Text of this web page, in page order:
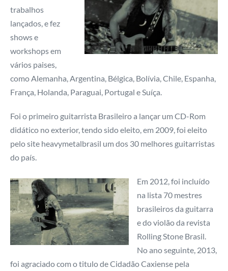
trabalhos
lançados, e fez
shows e
workshops em
vários paises,
como Alemanha, Argentina, Bélgica, Bolívia, Chile, Espanha,
França, Holanda, Paraguai, Portugal e Suíça.
Foi o primeiro guitarrista Brasileiro a lançar um CD-Rom
didático no exterior, tendo sido eleito, em 2009, foi eleito
pelo site heavymetalbrasil um dos 30 melhores guitarristas
do país.
Em 2012, foi incluído
na lista 70 mestres
brasileiros da guitarra
e do violão da revista
Rolling Stone Brasil.
No ano seguinte, 2013,
foi agraciado com o titulo de Cidadão Caxiense pela